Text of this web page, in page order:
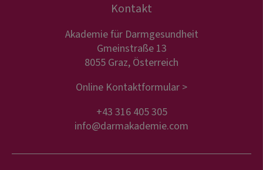
Kontakt
Akademie für Darmgesundheit
Gmeinstraße 13
8055 Graz, Österreich
Online Kontaktformular >
+43 316 405 305
info@darmakademie.com